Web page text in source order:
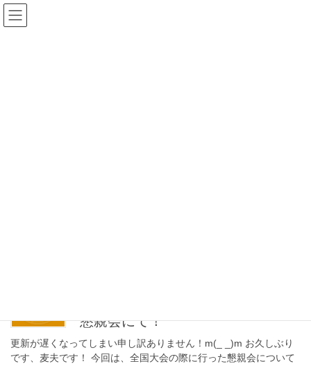
コ
ン
ナ
ビ
懇親会にて！
更新が遅くなってしまい申し訳ありません！m(_ _)m お久しぶり
です、麦夫です！ 今回は、全国大会の際に行った懇親会について